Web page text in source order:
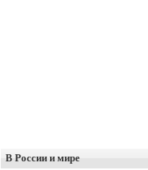
В России и мире